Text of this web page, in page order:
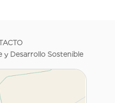
y Desarrollo Sostenible